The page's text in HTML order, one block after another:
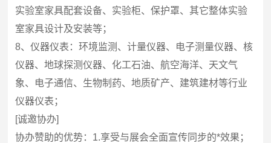
实验室家具配套设备、实验柜、保护罩、其它整体实验
室家具设计及安装等；
8、仪器仪表：环境监测、计量仪器、电子测量仪器、核
仪器、地球探测仪器、化工石油、航空海洋、天文气
象、电子通信、生物制药、地质矿产、建筑建材等行业
仪器仪表；
[诚邀协办]
协办赞助的优势：1.享受与展会全面宣传同步的*效果；